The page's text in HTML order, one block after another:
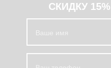
СКИДКУ